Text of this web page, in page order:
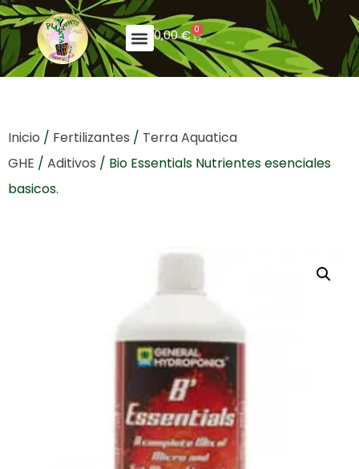
0,00€ 0
Inicio / Fertilizantes / Terra Aquatica
GHE / Aditivos / Bio Essentials Nutrientes esenciales
basicos.